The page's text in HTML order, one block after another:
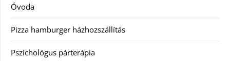
Óvoda
Pizza hamburger házhozszállítás
Pszichológus párterápia